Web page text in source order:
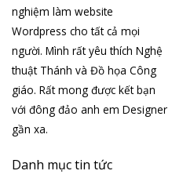
nghiệm làm website
Wordpress cho tất cả mọi
người. Mình rất yêu thích Nghệ
thuật Thánh và Đồ họa Công
giáo. Rất mong được kết bạn
với đông đảo anh em Designer
gần xa.
Danh mục tin tức